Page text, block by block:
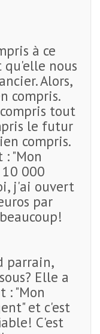
à ce
nous
Alors,
compris.
tout
le futur
compris.
"Mon
000
j'ai ouvert
par
parrain,
Elle a
: "Mon
et c'est
C'est